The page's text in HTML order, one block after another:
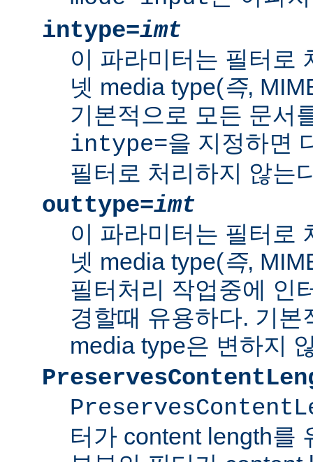
intype=imt
이 파라미터는 필터로
넷 media type(즉,
기본적으로 모든 문서
intype=을 지정하면
필터로 처리하지 않는
outtype=imt
이 파라미터는 필터로
넷 media type(즉,
필터처리 작업중에 인
경할때 유용하다. 기본
media type은 변하지
터가 content length를